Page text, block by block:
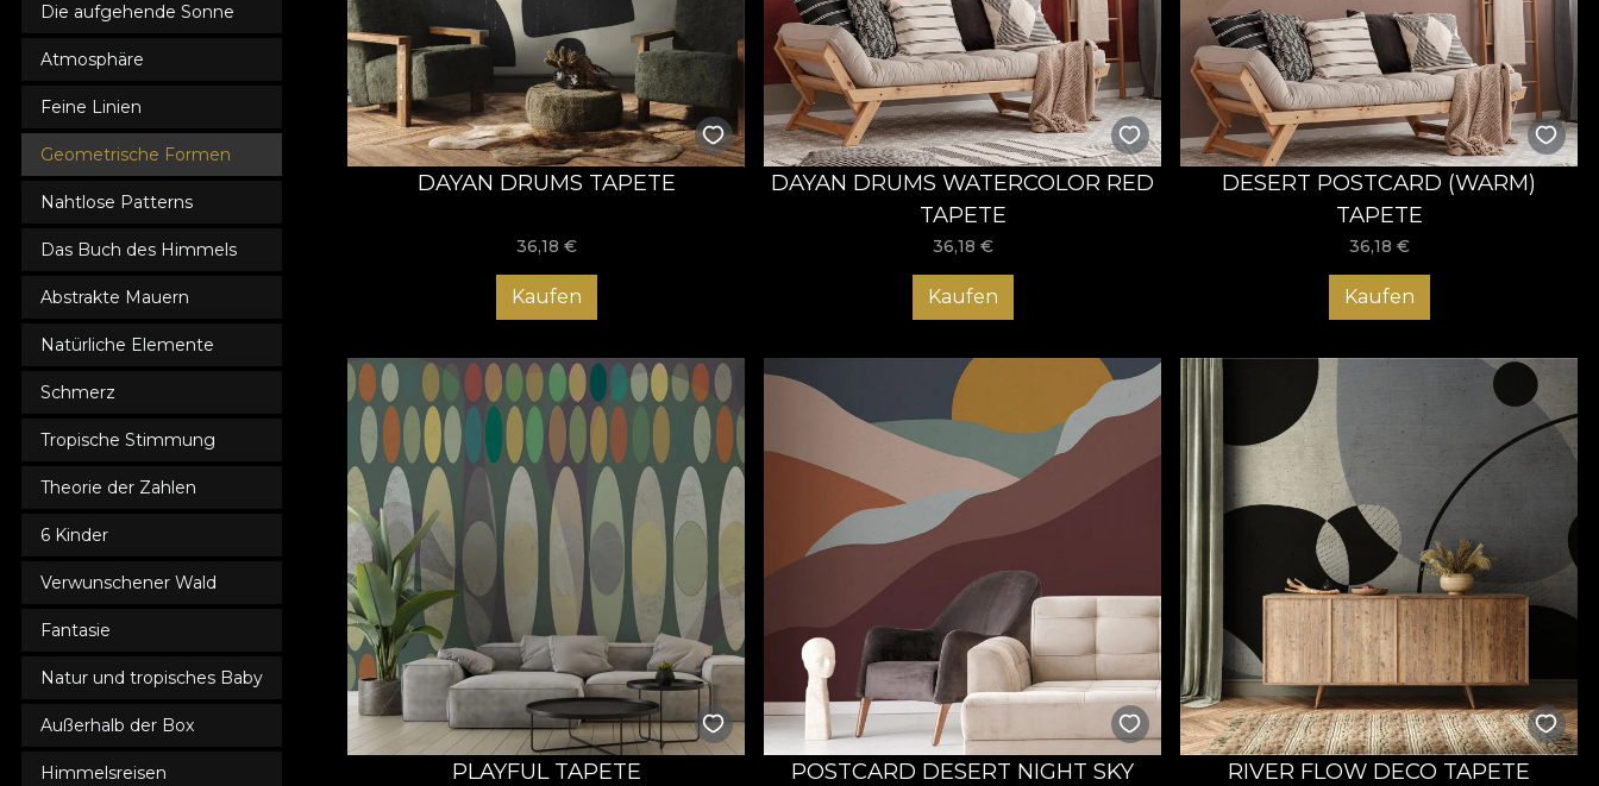
Die aufgehende Sonne
Atmosphäre
Feine Linien
Geometrische Formen
Nahtlose Patterns
Das Buch des Himmels
Abstrakte Mauern
Natürliche Elemente
Schmerz
Tropische Stimmung
Theorie der Zahlen
6 Kinder
Verwunschener Wald
Fantasie
Natur und tropisches Baby
Außerhalb der Box
Himmelsreisen
DAYAN DRUMS TAPETE
36,18 €
Kaufen
DAYAN DRUMS WATERCOLOR RED
TAPETE
36,18 €
Kaufen
DESERT POSTCARD (WARM)
TAPETE
36,18 €
Kaufen
PLAYFUL TAPETE
POSTCARD DESERT NIGHT SKY
RIVER FLOW DECO TAPETE